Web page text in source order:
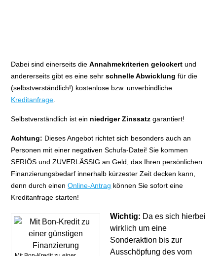
Dabei sind einerseits dieAnnahmekriterien gelockert und
andererseits gibt es eine sehrschnelle Abwicklung für die
(selbstverständlich!) kostenlose bzw. unverbindliche
Kreditanfrage
Selbstverständlich ist ein niedriger Zinssatz garantiert!
Achtung: Dieses Angebot richtet sich besonders auch an
Personen mit einer negativen Schufa-Datei! Sie kommen
SERIÖS und ZUVERLÄSSIG an Geld, das Ihren persönlichen
Finanzierungsbedarf innerhalb kürzester Zeit decken kann,
denn durch einenOnline-Antrag können Sie sofort eine
Kreditanfrage starten!
Wichtig: Da es sich hierbei
wirklich um eine
Sonderaktion bis zur
Ausschöpfung des vom